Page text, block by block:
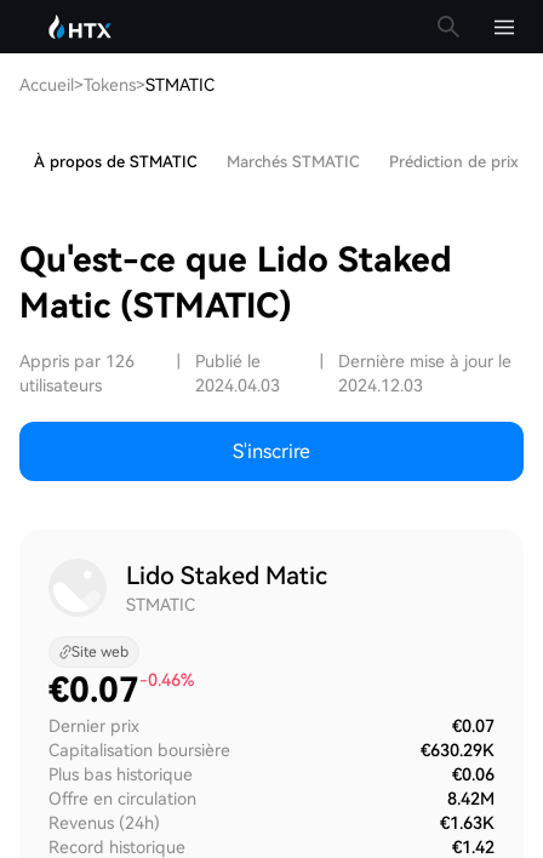
Accueil>Tokens>STMATIC
À propos de STMATIC Marchés STMATIC Prédiction de prix
Qu'est-ce que Lido Staked
Matic (STMATIC)
Appris par 126
utilisateurs
Publié le
2024.04.03
Dernière mise à jour le
2024.12.03
S'inscrire
Lido Staked Matic
STMATIC
Site web
€0.07-0.46%
Dernier prix
€0.07
Capitalisation boursière
€630.29K
Plus bas historique
€0.06
Offre en circulation
8.42M
Revenus (24h)
€1.63K
Record historique
€1.42